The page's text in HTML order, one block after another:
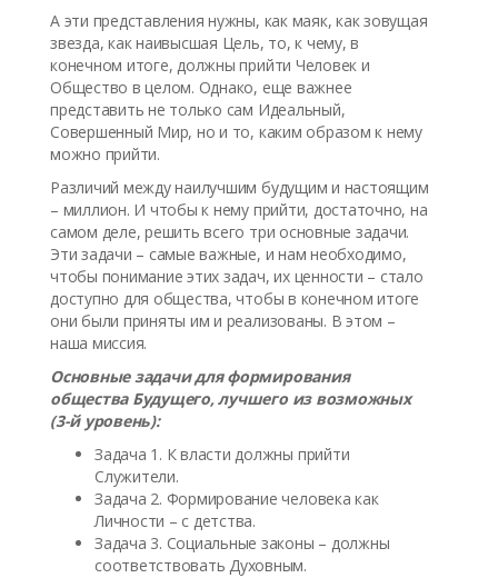
А эти представления нужны, как маяк, как зовущая
звезда, как наивысшая Цель, то, к чему, в
конечном итоге, должны прийти Человек и
Общество в целом. Однако, еще важнее
представить не только сам Идеальный,
Совершенный Мир, но и то, каким образом к нему
можно прийти.
Различий между наилучшим будущим и настоящим
– миллион. И чтобы к нему прийти, достаточно, на
самом деле, решить всего три основные задачи.
Эти задачи – самые важные, и нам необходимо,
чтобы понимание этих задач, их ценности – стало
доступно для общества, чтобы в конечном итоге
они были приняты им и реализованы. В этом –
наша миссия.
Основные задачи для формирования
общества Будущего, лучшего из возможных
(3-й уровень):
Задача 1. К власти должны прийти
Служители.
Задача 2. Формирование человека как
Личности – с детства.
Задача 3. Социальные законы – должны
соответствовать Духовным.